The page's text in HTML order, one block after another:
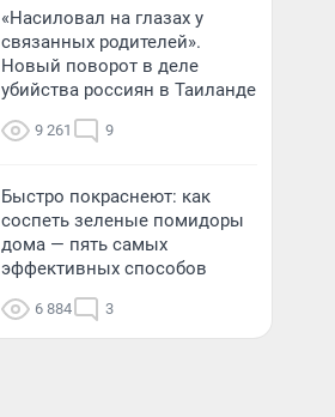
«Насиловал на глазах у
связанных родителей».
Новый поворот в деле
убийства россиян в Таиланде
9 261 9
Быстро покраснеют: как
соспеть зеленые помидоры
дома — пять самых
эффективных способов
6 884 3